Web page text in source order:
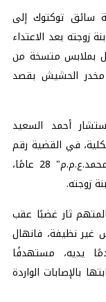
سائق توكتوك إلى
زوجته بعد الاعتداء
بملابس متسخة من
مخدر الحشيش بقصد
أحمد السعيد
في القضية رقم
6211 لسنة 2025 جنايات بدر، أن المتهم "محمد.ع.م.م" 28 عامًا،
زوجته.
ثار غضبًا عقب
غير نظيفة، فانهال
يديه، مستهدفًا
بالإصابات الواردة